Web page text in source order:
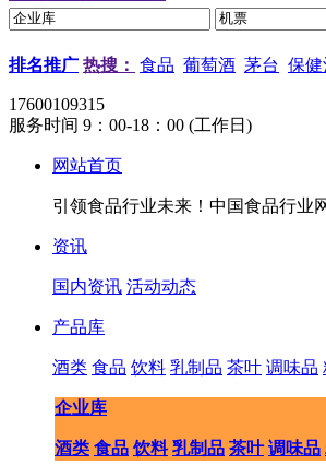
排名推广 热搜： 食品 葡萄酒 茅台 保健
17600109315
服务时间 9：00-18：00 (工作日)
网站首页
引领食品行业未来！中国食品行业
资讯
国内资讯 活动动态
产品库
酒类 食品 饮料 乳制品 茶叶 调味品
企业库
酒类 食品 饮料 乳制品 茶叶 调味品